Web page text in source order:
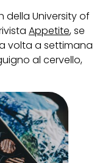
della University of
Appetite, se
volta a settimana
al cervello,